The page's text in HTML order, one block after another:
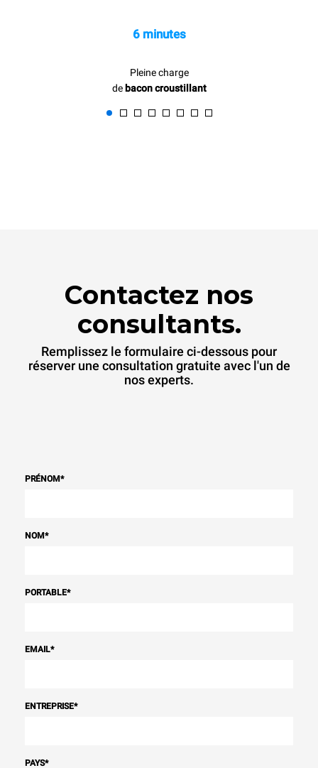
6 minutes
Pleine charge
de bacon croustillant
Contactez nos
consultants.
Remplissez le formulaire ci-dessous pour
réserver une consultation gratuite avec l'un de
nos experts.
PRÉNOM*
NOM*
PORTABLE*
EMAIL*
ENTREPRISE*
PAYS*